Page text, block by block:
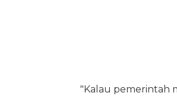
"Kalau pemerintah